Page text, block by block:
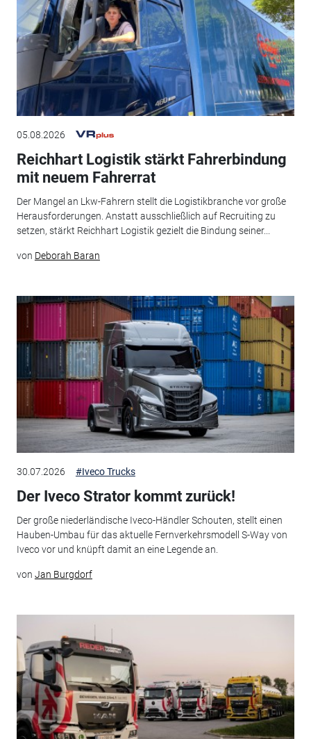
05.08.2026
Reichhart Logistik stärkt Fahrerbindung
mit neuem Fahrerrat
Der Mangel an Lkw-Fahrern stellt die Logistikbranche vor große
Herausforderungen. Anstatt ausschließlich auf Recruiting zu
setzen, stärkt Reichhart Logistik gezielt die Bindung seiner...
von Deborah Baran
30.07.2026 #Iveco Trucks
Der Iveco Strator kommt zurück!
Der große niederländische Iveco-Händler Schouten, stellt einen
Hauben-Umbau für das aktuelle Fernverkehrsmodell S-Way von
Iveco vor und knüpft damit an eine Legende an.
von Jan Burgdorf